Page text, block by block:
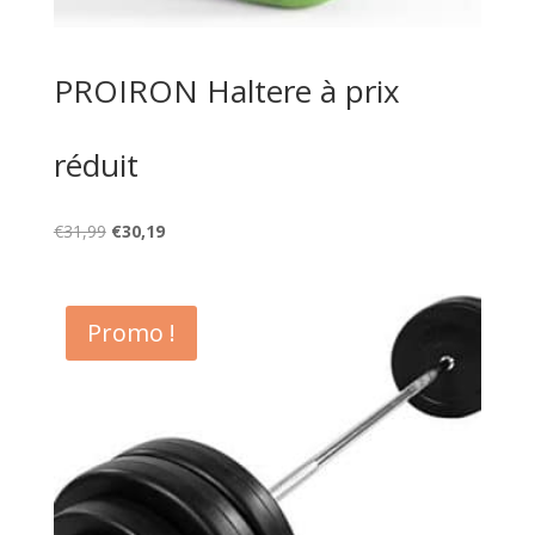
PROIRON Haltere à prix
réduit
€31,99 Le
était :
€31,99.
€30,19Le
est :
€30,19.
Promo !